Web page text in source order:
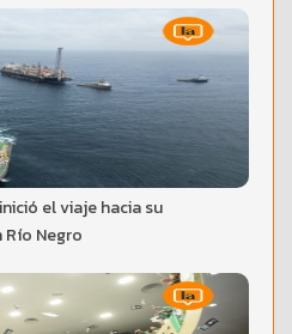
el viaje hacia su
Negro